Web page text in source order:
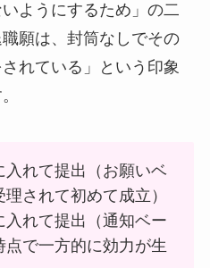
ようにするため」の二
願は、封筒なしでその
れている」という印象
れて提出（お願いベ
されて初めて成立）
れて提出（通知ベー
点で一方的に効力が生